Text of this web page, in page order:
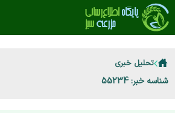
تحلیل خبری
شناسه خبر: 55234